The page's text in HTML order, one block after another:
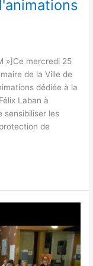
»]Ce mercredi 25
de la Ville de
dédiée à la
Laban à
sensibiliser les
de